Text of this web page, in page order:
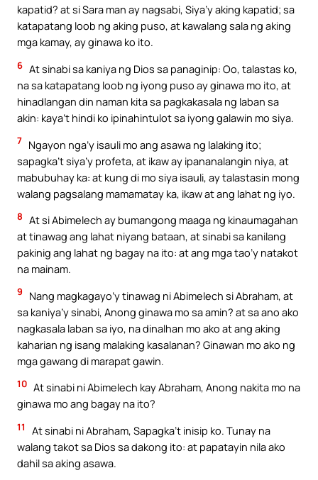
kapatid? at si Sara man ay nagsabi, Siya’y aking kapatid; sa
katapatang loob ng aking puso, at kawalang sala ng aking
mga kamay, ay ginawa ko ito.
6 At sinabi sa kaniya ng Dios sa panaginip: Oo, talastas ko,
na sa katapatang loob ng iyong puso ay ginawa mo ito, at
hinadlangan din naman kita sa pagkakasala ng laban sa
akin: kaya’t hindi ko ipinahintulot sa iyong galawin mo siya.
7 Ngayon nga’y isauli mo ang asawa ng lalaking ito;
sapagka’t siya’y profeta, at ikaw ay ipananalangin niya, at
mabubuhay ka: at kung di mo siya isauli, ay talastasin mong
walang pagsalang mamamatay ka, ikaw at ang lahat ng iyo.
8 At si Abimelech ay bumangong maaga ng kinaumagahan
at tinawag ang lahat niyang bataan, at sinabi sa kanilang
pakinig ang lahat ng bagay na ito: at ang mga tao’y natakot
na mainam.
9
Nang magkagayo’y tinawag ni Abimelech si Abraham, at
sa kaniya’y sinabi, Anong ginawa mo sa amin? at sa ano ako
nagkasala laban sa iyo, na dinalhan mo ako at ang aking
kaharian ng isang malaking kasalanan? Ginawan mo ako ng
mga gawang di marapat gawin.
10 At sinabi ni Abimelech kay Abraham, Anong nakita mo na
ginawa mo ang bagay na ito?
11
At sinabi ni Abraham, Sapagka’t inisip ko. Tunay na
walang takot sa Dios sa dakong ito: at papatayin nila ako
dahil sa aking asawa.